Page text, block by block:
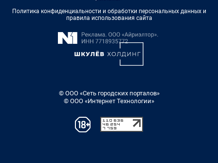
Политика конфиденциальности и обработки персональных данных и
правила использования сайта
© ООО «Сеть городских порталов»
© ООО «Интернет Технологии»